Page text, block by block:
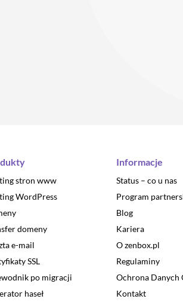
stron www
WordPress
domeny
e-mail
SSL
po migracji
haseł
Informacje
Status – co u nas
Program
Blog
Kariera
O zenbox.pl
Regulaminy
Ochrona Danych
Kontakt